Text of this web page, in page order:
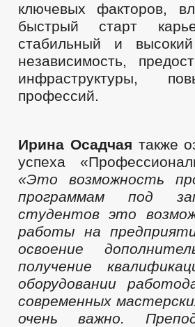
ключевых факторов,
быстрый старт
стабильный и
независимость,
инфраструктуры,
профессий.
Ирина Осадчая также
успеха
«Это возможность
программам под
студентов это
работы на
освоение
получение
оборудовании
современных
очень важно.